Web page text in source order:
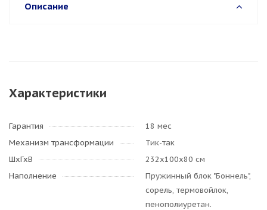
Описание
Характеристики
Гарантия
18 мес
Механизм трансформации
Тик-так
ШхГхВ
232х100х80 см
Наполнение
Пружинный блок "Боннель",
сорель, термовойлок,
пенополиуретан.